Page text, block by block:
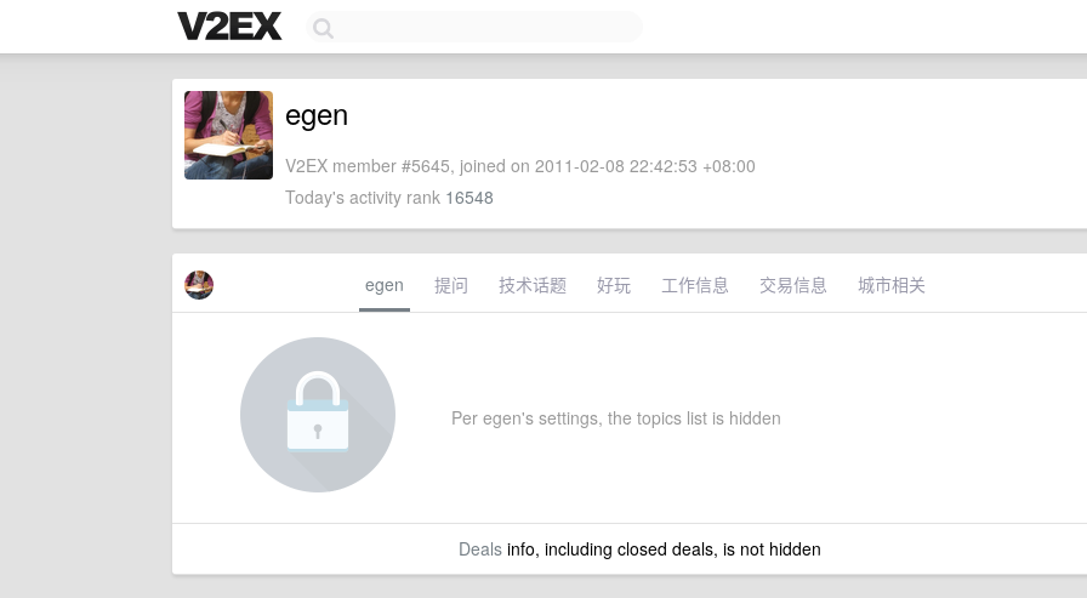
egen
V2EX member #5645, joined on 2011-02-08 22:42:53 +08:00
Today's activity rank 16548
egen 提问 技术话题 好玩 工作信息 交易信息 城市相关
Per egen's settings, the topics list is hidden
Dealsinfo, including closed deals, is not hidden